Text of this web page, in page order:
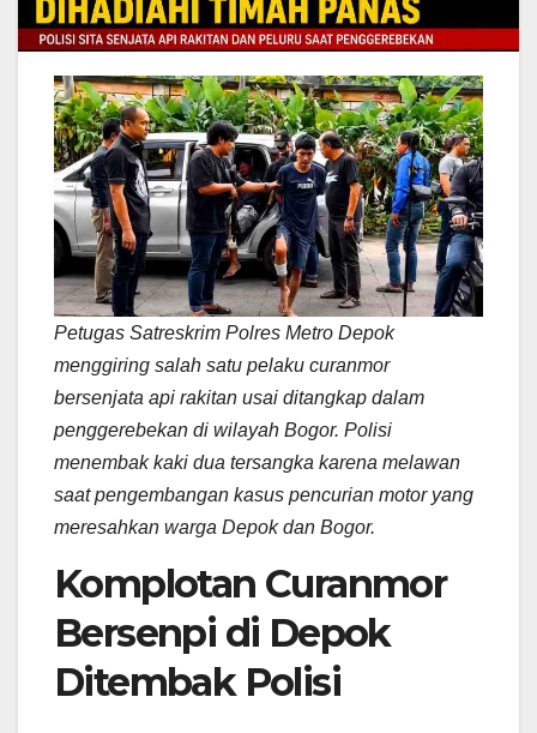
Petugas Satreskrim Polres Metro Depok
menggiring salah satu pelaku curanmor
bersenjata api rakitan usai ditangkap dalam
penggerebekan di wilayah Bogor. Polisi
menembak kaki dua tersangka karena melawan
saat pengembangan kasus pencurian motor yang
meresahkan warga Depok dan Bogor.
Komplotan Curanmor
Bersenpi di Depok
Ditembak Polisi